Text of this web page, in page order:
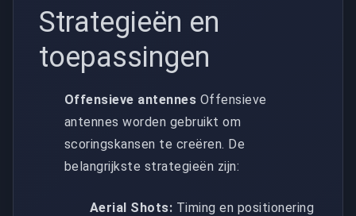
Strategieën en
toepassingen
Offensieve antennes Offensieve
antennes worden gebruikt om
scoringskansen te creëren. De
belangrijkste strategieën zijn:
Aerial Shots: Timing en positionering